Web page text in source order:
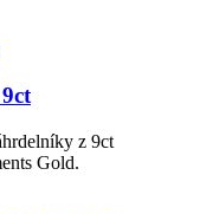
z 9ct
Gold.